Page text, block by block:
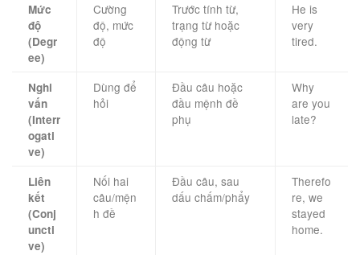
Mức
độ
(Degr
ee)
Cường
độ, mức
độ
Trước tính từ,
trạng từ hoặc
động từ
He is
very
tired.
Nghi
vấn
(Interr
ogati
ve)
Dùng để
hỏi
Đầu câu hoặc
đầu mệnh đề
phụ
Why
are you
late?
Liên
kết
(Conj
uncti
ve)
Nối hai
câu/mện
h đề
Đầu câu, sau
dấu chấm/phẩy
Therefo
re, we
stayed
home.